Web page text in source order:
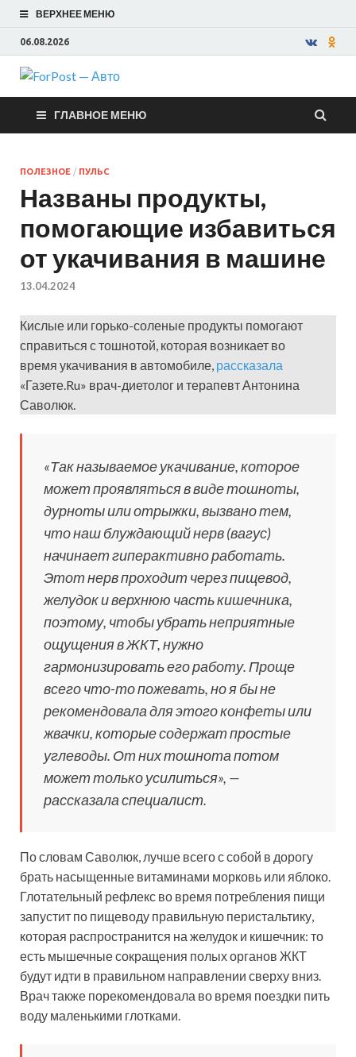
ВЕРХНЕЕ МЕНЮ
06.08.2026
ForPost —
Авто
ГЛАВНОЕ МЕНЮ
ПОЛЕЗНОЕ / ПУЛЬС
Названы продукты,
помогающие избавиться
от укачивания в машине
13.04.2024
Кислые или горько-соленые продукты помогают
справиться с тошнотой, которая возникает во
время укачивания в автомобиле, рассказала
«Газете.Ru» врач-диетолог и терапевт Антонина
Саволюк.
«Так называемое укачивание, которое
может проявляться в виде тошноты,
дурноты или отрыжки, вызвано тем,
что наш блуждающий нерв (вагус)
начинает гиперактивно работать.
Этот нерв проходит через пищевод,
желудок и верхнюю часть кишечника,
поэтому, чтобы убрать неприятные
ощущения в ЖКТ, нужно
гармонизировать его работу. Проще
всего что-то пожевать, но я бы не
рекомендовала для этого конфеты или
жвачки, которые содержат простые
углеводы. От них тошнота потом
может только усилиться», —
рассказала специалист.
По словам Саволюк, лучше всего с собой в дорогу
брать насыщенные витаминами морковь или яблоко.
Глотательный рефлекс во время потребления пищи
запустит по пищеводу правильную перистальтику,
которая распространится на желудок и кишечник: то
есть мышечные сокращения полых органов ЖКТ
будут идти в правильном направлении сверху вниз.
Врач также порекомендовала во время поездки пить
воду маленькими глотками.